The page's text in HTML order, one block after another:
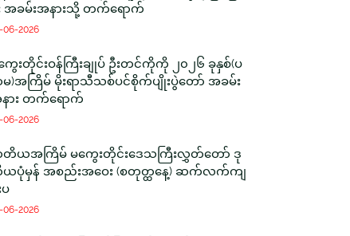
အခမ်းအနားသို့ တက်ရောက်
06-2026
ေးတိုင်းဝန်ကြီးချုပ် ဦးတင်ကိုကို ၂၀၂၆ ခုနှစ်(ပ
)အကြိမ် မိုးရာသီသစ်ပင်စိုက်ပျိုးပွဲတော် အခမ်း
ား တက်ရောက်
06-2026
ယအကြိမ် မကွေးတိုင်းဒေသကြီးလွှတ်တော် ဒု
ပုံမှန် အစည်းအဝေး (စတုတ္ထနေ့) ဆက်လက်ကျ
ပ
06-2026